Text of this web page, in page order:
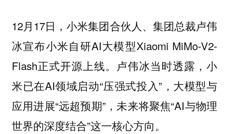
12月17日，小米集团合伙人、集团总裁卢伟
冰宣布小米自研AI大模型Xiaomi MiMo-V2-
Flash正式开源上线。卢伟冰当时透露，小
米已在AI领域启动“压强式投入”，大模型与
应用进展“远超预期”，未来将聚焦“AI与物理
世界的深度结合”这一核心方向。